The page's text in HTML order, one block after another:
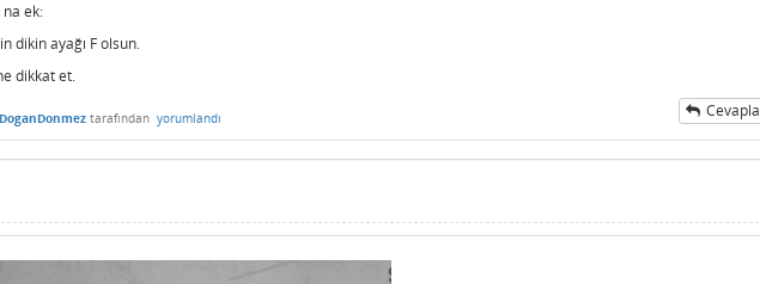
na ek:
dikin ayağı F olsun.
dikkat et.
DoganDonmez tarafından yorumlandı Cevapla